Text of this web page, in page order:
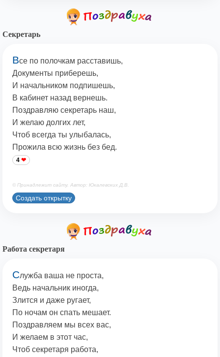
Секретарь
Все по полочкам расставишь,
Документы приберешь,
И начальником подпишешь,
В кабинет назад вернешь.
Поздравляю секретарь наш,
И желаю долгих лет,
Чтоб всегда ты улыбалась,
Прожила всю жизнь без бед.
4
© Принадлежит сайту. Автор: Юкалевских Д.В.
Создать открытку
Работа секретаря
Служба ваша не проста,
Ведь начальник иногда,
Злится и даже ругает,
По ночам он спать мешает.
Поздравляем мы всех вас,
И желаем в этот час,
Чтоб секретаря работа,